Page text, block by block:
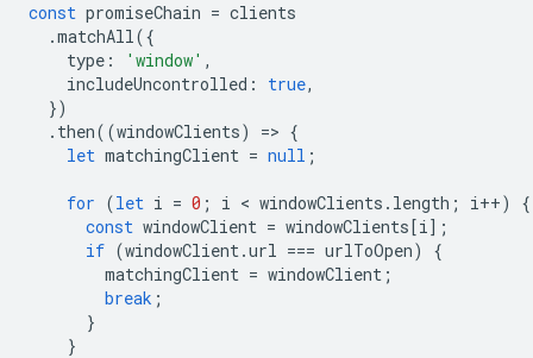
const promiseChain = clients
.matchAll({
type : 'window' ,
includeUncontrolled : true,
})
. then((windowClients) => {
let matchingClient = null ;
for (let i = 0 ; i < windowClients . length ; i++)
{
const windowClient = windowClients[i];
if (windowClient.url === urlToOpen)
{
matchingClient = windowClient ;
break ;
}
}